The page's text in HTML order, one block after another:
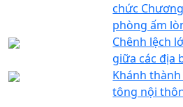
chức
phòng ấm
Chênh lệch
giữa các địa
Khánh
tông nội